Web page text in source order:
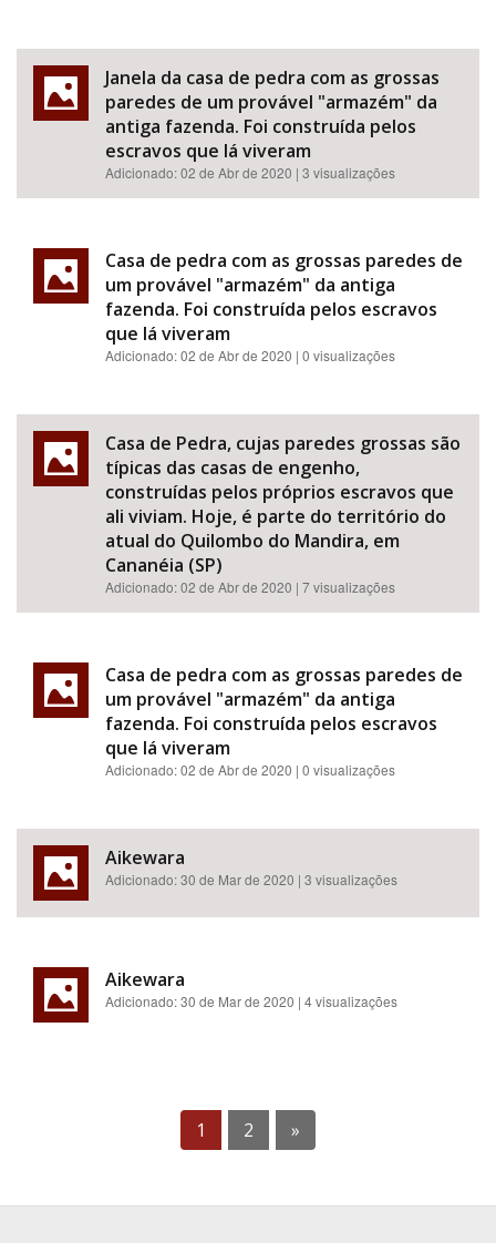
Janela da casa de pedra com as grossas
paredes de um provável "armazém" da
antiga fazenda. Foi construída pelos
escravos que lá viveram
Adicionado:02 de Abr de 2020 | 3 visualizações
Casa de pedra com as grossas paredes de
um provável "armazém" da antiga
fazenda. Foi construída pelos escravos
que lá viveram
Adicionado:02 de Abr de 2020 | 0 visualizações
Casa de Pedra, cujas paredes grossas são
típicas das casas de engenho,
construídas pelos próprios escravos que
ali viviam. Hoje, é parte do território do
atual do Quilombo do Mandira, em
Cananéia (SP)
Adicionado:02 de Abr de 2020 | 7 visualizações
Casa de pedra com as grossas paredes de
um provável "armazém" da antiga
fazenda. Foi construída pelos escravos
que lá viveram
Adicionado:02 de Abr de 2020 | 0 visualizações
Aikewara
Adicionado:30 de Mar de 2020 | 3 visualizações
Aikewara
Adicionado:30 de Mar de 2020 | 4 visualizações
1 2 »